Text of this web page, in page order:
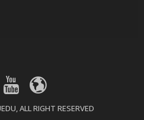
ALL RIGHT RESERVED